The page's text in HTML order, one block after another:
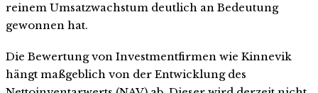
reinem Umsatzwachstum deutlich an Bedeutung
gewonnen hat.
Die Bewertung von Investmentfirmen wie Kinnevik
hängt maßgeblich von der Entwicklung des